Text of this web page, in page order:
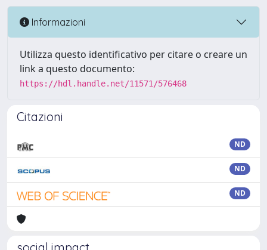
Informazioni
Utilizza questo identificativo per citare o creare un
link a questo documento:
https://hdl.handle.net/11571/576468
Citazioni
ND
ND
ND